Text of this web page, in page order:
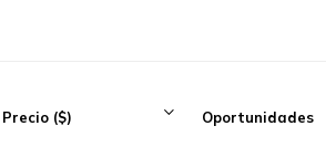
Precio ($) Oportunidades